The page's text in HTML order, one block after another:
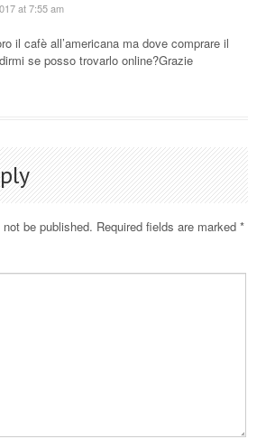
at 7:55 am
il cafè all’americana ma dove comprare il
se posso trovarlo online?Grazie
be published. Required fields are marked *